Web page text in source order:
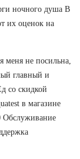
ночного душа В
их оценок на
меня не посильна,
главный и
со скидкой
в магазине
Обслуживание